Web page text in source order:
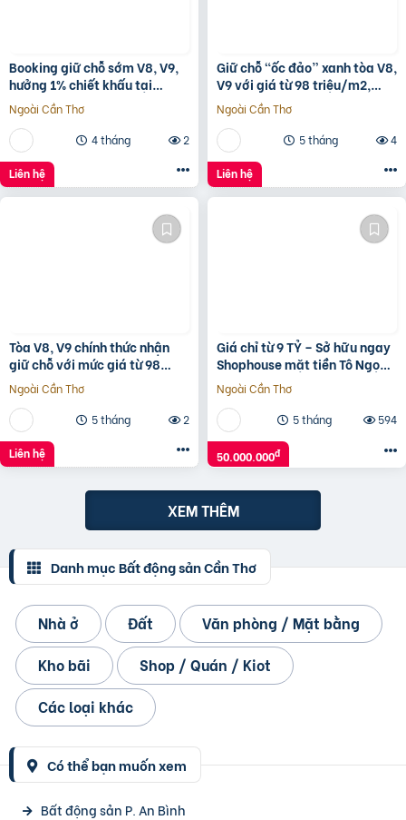
Booking giữ chỗ sớm V8, V9,
hưởng 1% chiết khấu tại
Sunshine Sky City để đón đầu
hạ tầng phát triển
Ngoài Cần Thơ
4 tháng
2
Liên hệ
Giữ chỗ “ốc đảo” xanh tòa V8,
V9 với giá từ 98 triệu/m2,
hưởng 1% chiết khấu booking
sớm tại
Ngoài Cần Thơ
5 tháng
4
Liên hệ
Tòa V8, V9 chính thức nhận
giữ chỗ với mức giá từ 98
triệu/m2, 1% early bird tại
Sunshine Sky City
Ngoài Cần Thơ
5 tháng
2
Liên hệ
Giá chỉ từ 9 TỶ – Sở hữu ngay
Shophouse mặt tiền Tô Ngọc
Vân, ngay vành đai 2
Ngoài Cần Thơ
5 tháng
594
50.000.000đ
XEM THÊM
Danh mục Bất động sản Cần Thơ
Nhà ở Đất
Văn phòng / Mặt bằng
Kho bãi
Shop / Quán / Kiot
Các loại khác
Có thể bạn muốn xem
Bất động sản P. An Bình